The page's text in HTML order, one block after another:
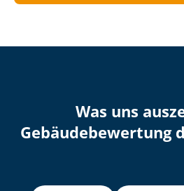
Was uns
Ge­bäu­de­be­wer­tung